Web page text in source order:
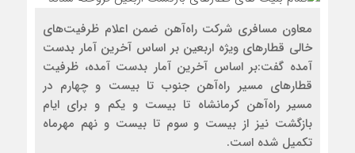
معاون مسافری شرکت راه‌آهن ضمن اعلام ظرفیت‌های
خالی قطارهای ویژه اربعین بر اساس آخرین آمار بدست
آمده گفت:بر اساس آخرین آمار بدست آمده، ظرفیت
قطارهای مسیر راه‌آهن جنوب تا بیست و چهارم در
مسیر راه‌آهن کرمانشاه تا بیست و یکم و برای ایام
بازگشت نیز از بیست و سوم تا بیست و نهم مهرماه
تکمیل شده است.